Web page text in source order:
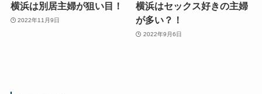
横浜は別居主婦が狙い目！
2022年11月9日
横浜はセックス好きの主婦
が多い？！
2022年9月6日